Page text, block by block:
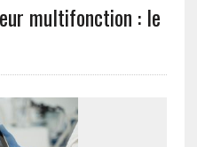
multifonction : le